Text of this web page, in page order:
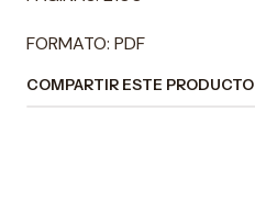
FORMATO: PDF
COMPARTIR ESTE PRODUCTO